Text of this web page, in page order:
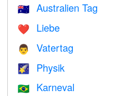
🇦🇺 Australien Tag
❤️️ Liebe
👨 Vatertag
🌠 Physik
🇧🇷 Karneval